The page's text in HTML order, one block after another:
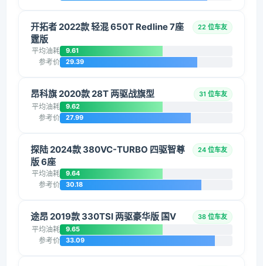
开拓者 2022款 轻混 650T Redline 7座
霆版
22 位车友
平均油耗 9.61
参考价 29.39
昂科旗 2020款 28T 两驱战旗型 31 位车友
平均油耗 9.62
参考价 27.99
探陆 2024款 380VC-TURBO 四驱智尊
版 6座
24 位车友
平均油耗 9.64
参考价 30.18
途昂 2019款 330TSI 两驱豪华版 国V 38 位车友
平均油耗 9.65
参考价 33.09